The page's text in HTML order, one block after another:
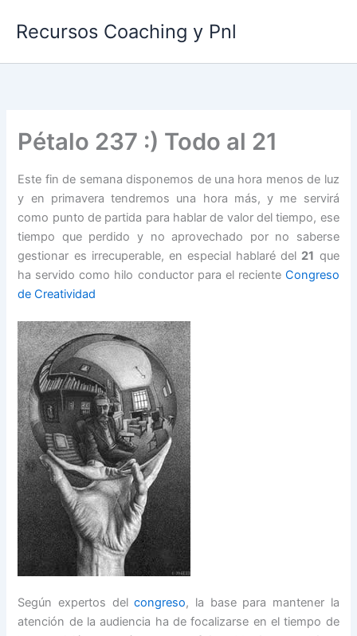
Recursos Coaching y Pnl
Pétalo 237 :) Todo al 21
Este fin de semana disponemos de una hora menos de luz
y en primavera tendremos una hora más, y me servirá
como punto de partida para hablar de valor del tiempo, ese
tiempo que perdido y no aprovechado por no saberse
gestionar es irrecuperable, en especial hablaré del 21 que
ha servido como hilo conductor para el reciente Congreso
de Creatividad
Según expertos delcongreso, la base para mantener la
atención de la audiencia ha de focalizarse en el tiempo de